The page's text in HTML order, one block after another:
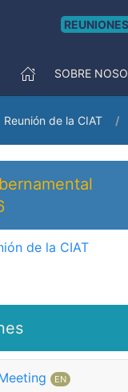
REUNIONES
SOBRE
Reunión de la CIAT
de la CIAT
EN